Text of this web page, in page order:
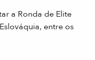
a Ronda de Elite
entre os